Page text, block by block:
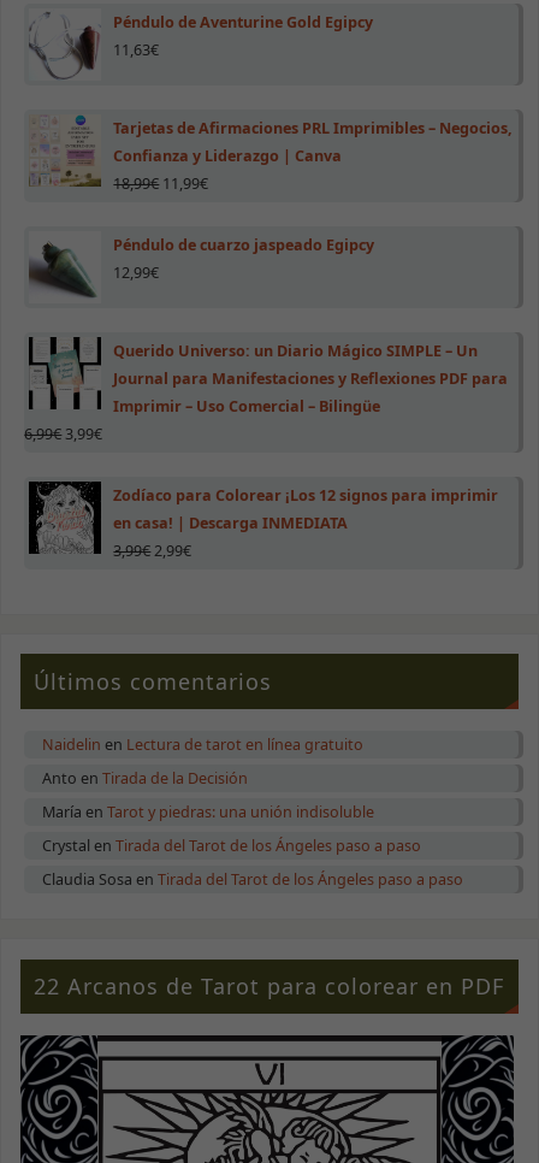
Péndulo de Aventurine Gold Egipcy
11,63€
Tarjetas de Afirmaciones PRL Imprimibles – Negocios,
Confianza y Liderazgo | Canva
18,99€ 11,99€
Péndulo de cuarzo jaspeado Egipcy
12,99€
Querido Universo: un Diario Mágico SIMPLE – Un
Journal para Manifestaciones y Reflexiones PDF para
Imprimir – Uso Comercial – Bilingüe
6,99€ 3,99€
Zodíaco para Colorear ¡Los 12 signos para imprimir
en casa! | Descarga INMEDIATA
3,99€2,99€
Últimos comentarios
Naidelin en Lectura de tarot en línea gratuito
Anto enTirada de la Decisión
María enTarot y piedras: una unión indisoluble
Crystal enTirada del Tarot de los Ángeles paso a paso
Claudia Sosa enTirada del Tarot de los Ángeles paso a paso
22 Arcanos de Tarot para colorear en PDF
mientras visitas
nuestro sitio,
ofertas
personalizados.